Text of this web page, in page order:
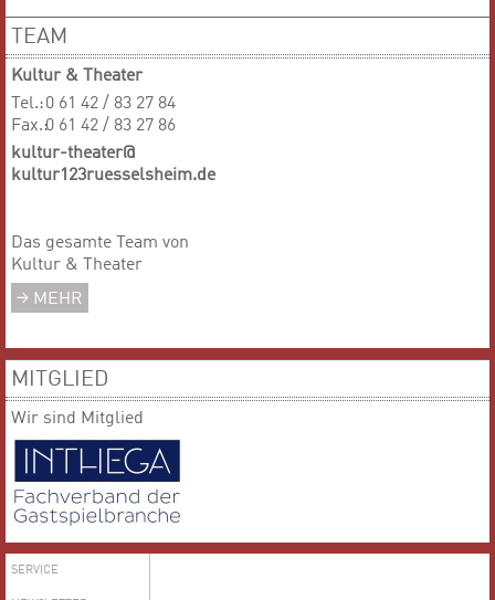
TEAM
Kultur & Theater
Tel.:0 61 42 / 83 27 84
Fax.:0 61 42 / 83 27 86
kultur-theater@
kultur123ruesselsheim.de
Das gesamte Team von
Kultur & Theater
MEHR
MITGLIED
Wir sind Mitglied
SERVICE